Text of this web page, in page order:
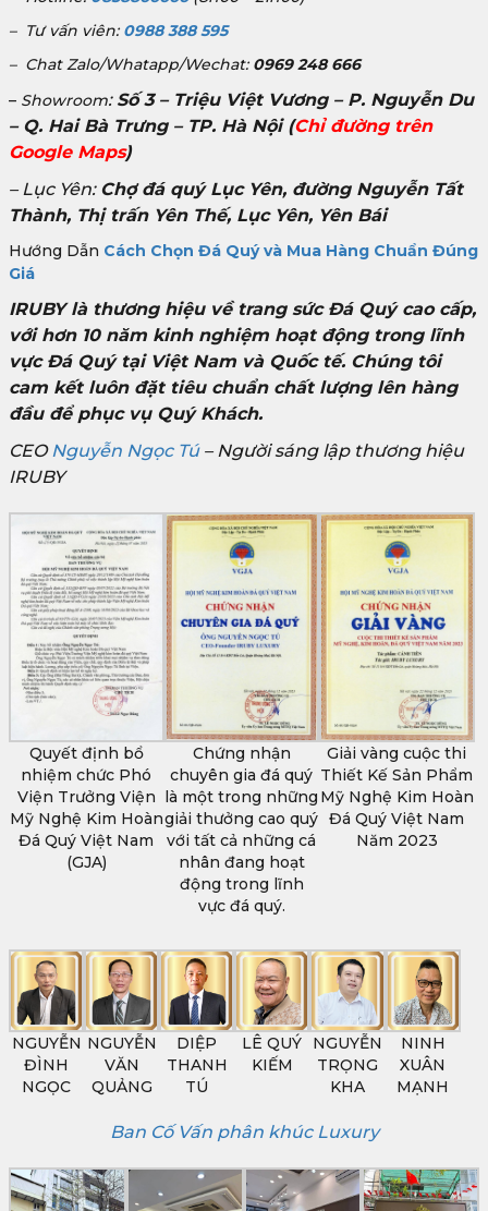
– Tư vấn viên: 0988 388 595
– Chat Zalo/Whatapp/Wechat: 0969 248 666
– Showroom: Số 3 – Triệu Việt Vương – P. Nguyễn Du
– Q. Hai Bà Trưng – TP. Hà Nội(Chỉ đường trên
Google Maps)
– Lục Yên: Chợ đá quý Lục Yên, đường Nguyễn Tất
Thành, Thị trấn Yên Thế, Lục Yên, Yên Bái
Hướng Dẫn Cách Chọn Đá Quý và Mua Hàng Chuẩn Đúng
Giá
IRUBY là thương hiệu về trang sức Đá Quý cao cấp,
với hơn 10 năm kinh nghiệm hoạt động trong lĩnh
vực Đá Quý tại Việt Nam và Quốc tế. Chúng tôi
cam kết luôn đặt tiêu chuẩn chất lượng lên hàng
đầu để phục vụ Quý Khách.
CEO Nguyễn Ngọc Tú– Người sáng lập thương hiệu
IRUBY
Quyết định bổ
nhiệm chức Phó
Viện Trưởng Viện
Mỹ Nghệ Kim Hoàn
Đá Quý Việt Nam
(GJA)
Chứng nhận
chuyên gia đá quý
là một trong những
giải thưởng cao quý
với tất cả những cá
nhân đang hoạt
động trong lĩnh
vực đá quý.
Giải vàng cuộc thi
Thiết Kế Sản Phẩm
Mỹ Nghệ Kim Hoàn
Đá Quý Việt Nam
Năm 2023
NGUYỄN
ĐÌNH
NGỌC
NGUYỄN
VĂN
QUẢNG
DIỆP
THANH
TÚ
LÊ QUÝ
KIẾM
NGUYỄN
TRỌNG
KHA
NINH
XUÂN
MẠNH
Ban Cố Vấn phân khúc Luxury